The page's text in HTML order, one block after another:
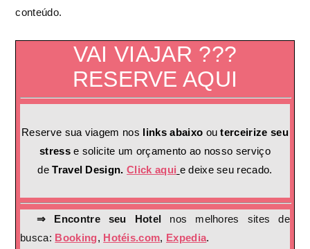
conteúdo.
VAI VIAJAR ???
RESERVE AQUI
Reserve sua viagem nos links abaixo ou terceirize seu
stresse solicite um orçamento ao nosso serviço
deTravel Design.Click aqui e deixe seu recado.
⇒ Encontre seu Hotel nos melhores sites de
busca: Booking, Hotéis.com, Expedia.